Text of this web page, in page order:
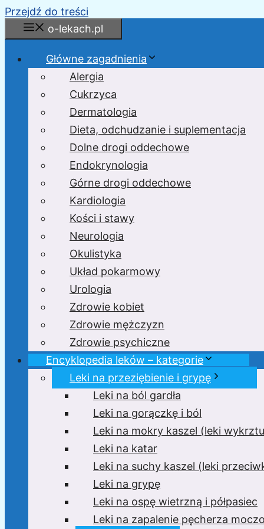
Przejdź do treści
o-lekach.pl
Główne zagadnienia
Alergia
Cukrzyca
Dermatologia
Dieta, odchudzanie i suplementacja
Dolne drogi oddechowe
Endokrynologia
Górne drogi oddechowe
Kardiologia
Kości i stawy
Neurologia
Okulistyka
Układ pokarmowy
Urologia
Zdrowie kobiet
Zdrowie mężczyzn
Zdrowie psychiczne
Encyklopedia leków – kategorie
Leki na przeziębienie i grypę
Leki na ból gardła
Leki na gorączkę i ból
Leki na mokry kaszel (leki
Leki na katar
Leki na suchy kaszel (leki
Leki na grypę
Leki na ospę wietrzną i półpasiec
Leki na zapalenie pęcherza